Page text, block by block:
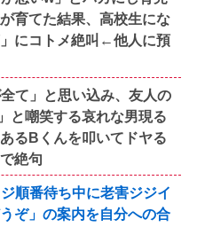
育てた結果、高校生にな
にコトメ絶叫←他人に預
て」と思い込み、友人の
と嘲笑する哀れな男現る
るBくんを叩いてドヤる
絶句
順番待ち中に老害ジジイ
ぞ」の案内を自分への合